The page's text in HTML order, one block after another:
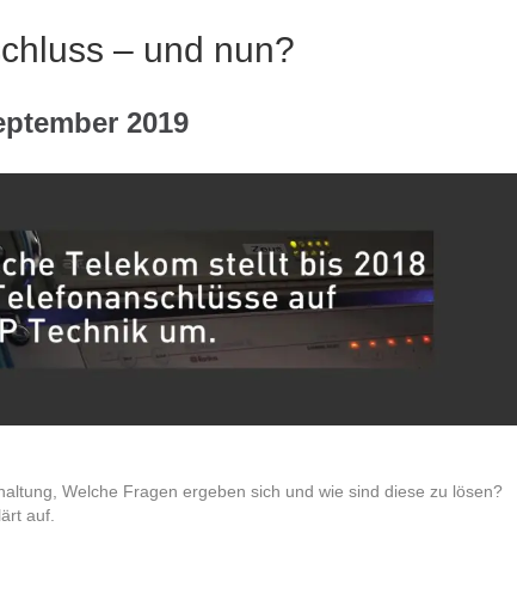
– und nun?
2019
Welche Fragen ergeben sich und wie sind diese zu lösen?
auf.